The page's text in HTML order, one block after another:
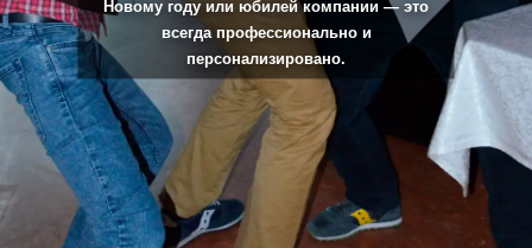
Новому году или юбилей компании — это
всегда профессионально и
персонализировано.